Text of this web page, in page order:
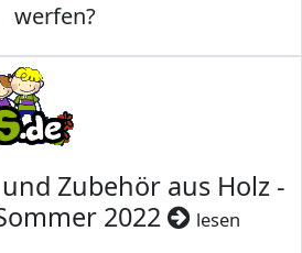
werfen?
Zubehör aus Holz -
2022
lesen